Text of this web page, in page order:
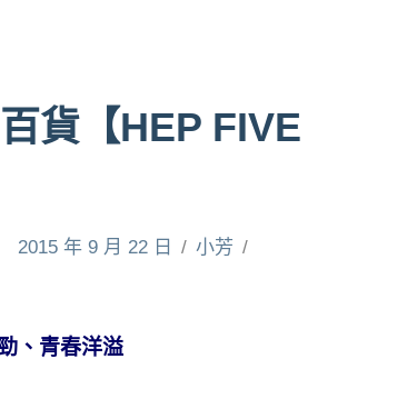
貨【HEP FIVE
2015 年 9 月 22 日
小芳
、青春洋溢